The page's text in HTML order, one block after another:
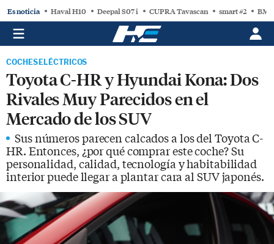
Es noticia Haval H10 Deepal S07 i CUPRA Tavascan smart #2
COCHES ELÉCTRICOS
Toyota C-HR y Hyundai Kona: Dos
Rivales Muy Parecidos en el
Mercado de los SUV
Sus números parecen calcados a los del Toyota C-
HR. Entonces, ¿por qué comprar este coche? Su
personalidad, calidad, tecnología y habitabilidad
interior puede llegar a plantar cara al SUV japonés.